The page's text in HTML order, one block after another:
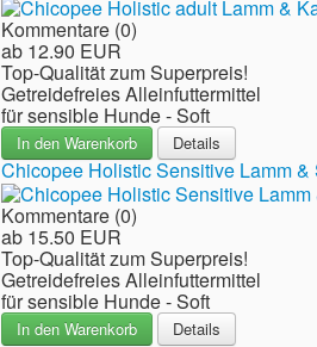
Kommentare (0)
ab 12.90 EUR
Top-Qualität zum Superpreis!
Getreidefreies Alleinfuttermittel
für sensible Hunde - Soft
In den Warenkorb Details
Chicopee Holistic Sensitive Lamm &
Kommentare (0)
ab 15.50 EUR
Top-Qualität zum Superpreis!
Getreidefreies Alleinfuttermittel
für sensible Hunde - Soft
In den Warenkorb Details